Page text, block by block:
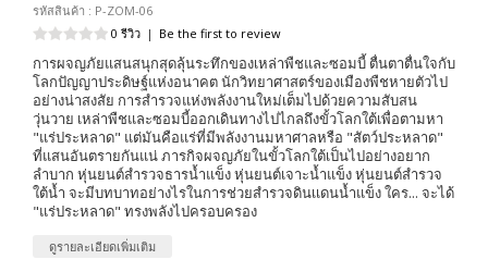
รหัสสินค้า : P-ZOM-06
0 รีวิว | Be the first to review
การผจญภัยแสนสนุกสุดลุ้นระทึกของเหล่าพืชและซอมบี้ ตื่นตาตื่นใจกับ
โลกปัญญาประดิษฐ์แห่งอนาคต นักวิทยาศาสตร์ของเมืองพืชหายตัวไป
อย่างน่าสงสัย การสำรวจแห่งพลังงานใหม่เต็มไปด้วยความสับสน
วุ่นวาย เหล่าพืชและซอมบี้ออกเดินทางไปไกลถึงขั้วโลกใต้เพื่อตามหา
"แร่ประหลาด" แต่มันคือแร่ที่มีพลังงานมหาศาลหรือ "สัตว์ประหลาด"
ที่แสนอันตรายกันแน่ ภารกิจผจญภัยในขั้วโลกใต้เป็นไปอย่างอยาก
ลำบาก หุ่นยนต์สำรวจธารน้ำแข็ง หุ่นยนต์เจาะน้ำแข็ง หุ่นยนต์สำรวจ
ใต้น้ำ จะมีบทบาทอย่างไรในการช่วยสำรวจดินเเดนน้ำแข็ง ใคร... จะได้
"แร่ประหลาด" ทรงพลังไปครอบครอง
ดูรายละเอียดเพิ่มเติม